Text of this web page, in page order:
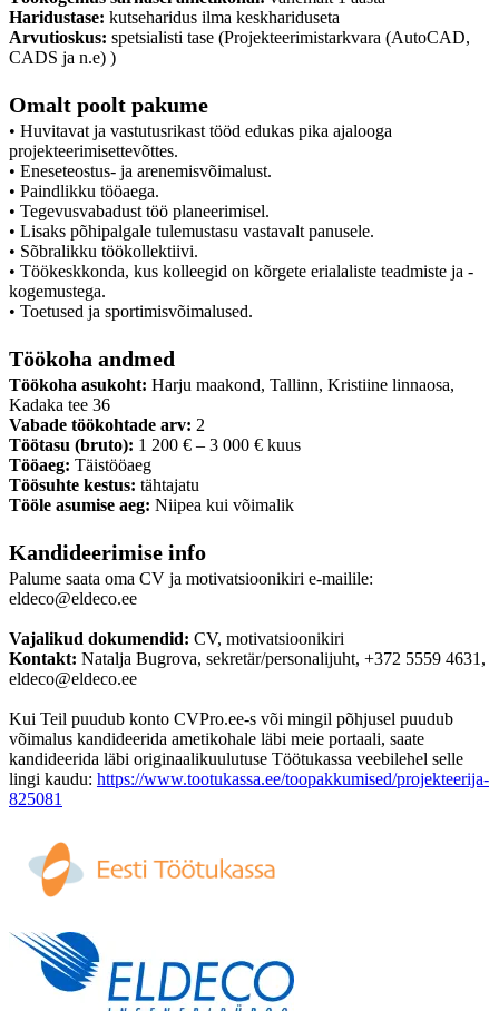
Haridustase: kutseharidus ilma keskhariduseta
Arvutioskus: spetsialisti tase (Projekteerimistarkvara (AutoCAD,
CADS ja n.e) )
Omalt poolt pakume
• Huvitavat ja vastutusrikast tööd edukas pika ajalooga
projekteerimisettevõttes.
• Eneseteostus- ja arenemisvõimalust.
• Paindlikku tööaega.
• Tegevusvabadust töö planeerimisel.
• Lisaks põhipalgale tulemustasu vastavalt panusele.
• Sõbralikku töökollektiivi.
• Töökeskkonda, kus kolleegid on kõrgete erialaliste teadmiste ja -
kogemustega.
• Toetused ja sportimisvõimalused.
Töökoha andmed
Töökoha asukoht: Harju maakond, Tallinn, Kristiine linnaosa,
Kadaka tee 36
Vabade töökohtade arv: 2
Töötasu (bruto): 1 200 € – 3 000 € kuus
Tööaeg: Täistööaeg
Töösuhte kestus: tähtajatu
Tööle asumise aeg: Niipea kui võimalik
Kandideerimise info
Palume saata oma CV ja motivatsioonikiri e-mailile:
eldeco@eldeco.ee
Vajalikud dokumendid: CV, motivatsioonikiri
Kontakt: Natalja Bugrova, sekretär/personalijuht, +372 5559 4631,
eldeco@eldeco.ee
Kui Teil puudub konto CVPro.ee-s või mingil põhjusel puudub
võimalus kandideerida ametikohale läbi meie portaali, saate
kandideerida läbi originaalikuulutuse Töötukassa veebilehel selle
lingi kaudu: https://www.tootukassa.ee/toopakkumised/projekteerija-
825081